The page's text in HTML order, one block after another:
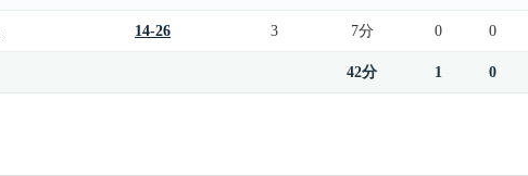
14-26 3 7分 0 0
42分 1 0